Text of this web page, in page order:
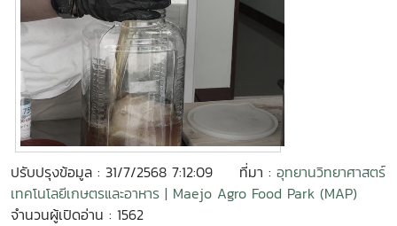
ปรับปรุงข้อมูล : 31/7/2568 7:12:09 ที่มา : อุทยานวิทยาศาสตร์
เทคโนโลยีเกษตรและอาหาร | Maejo Agro Food Park (MAP)
จำนวนผู้เปิดอ่าน : 1562